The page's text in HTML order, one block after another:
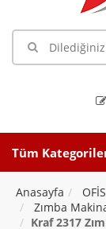
Tüm
Anasayfa
Zımba
Kraf 2317